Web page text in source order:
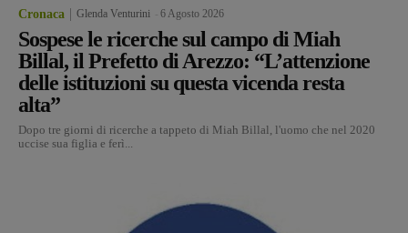
Cronaca Glenda Venturini 6 Agosto 2026
Sospese le ricerche sul campo di Miah
Billal, il Prefetto di Arezzo: “L’attenzione
delle istituzioni su questa vicenda resta
alta”
Dopo tre giorni di ricerche a tappeto di Miah Billal, l'uomo che nel 2020
uccise sua figlia e ferì...